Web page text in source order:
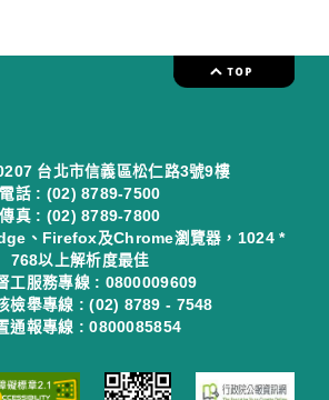
台北市信義區松仁路3號9樓
電話 : (02) 8789-7500
傳真 : (02) 8789-7800
、Firefox及Chrome瀏覽器，1024 *
768以上解析度最佳
工服務專線 : 0800009609
檢舉專線 : (02) 8789 - 7548
通報專線 : 0800085854